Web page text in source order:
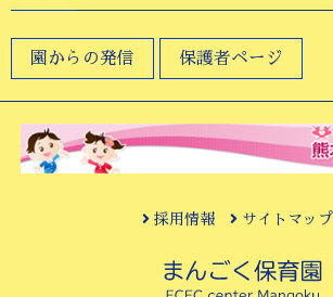
園からの発信 保護者ページ
採用情報 サイトマップ